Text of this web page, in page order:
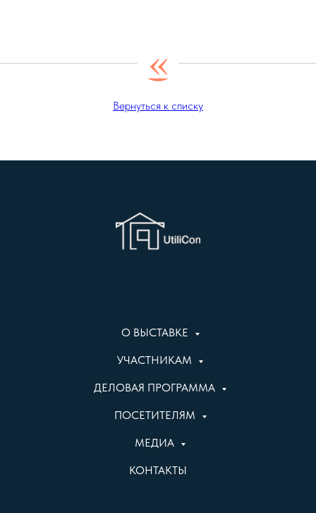
«
Вернуться к списку
О ВЫСТАВКЕ
УЧАСТНИКАМ
ДЕЛОВАЯ ПРОГРАММА
ПОСЕТИТЕЛЯМ
МЕДИА
КОНТАКТЫ